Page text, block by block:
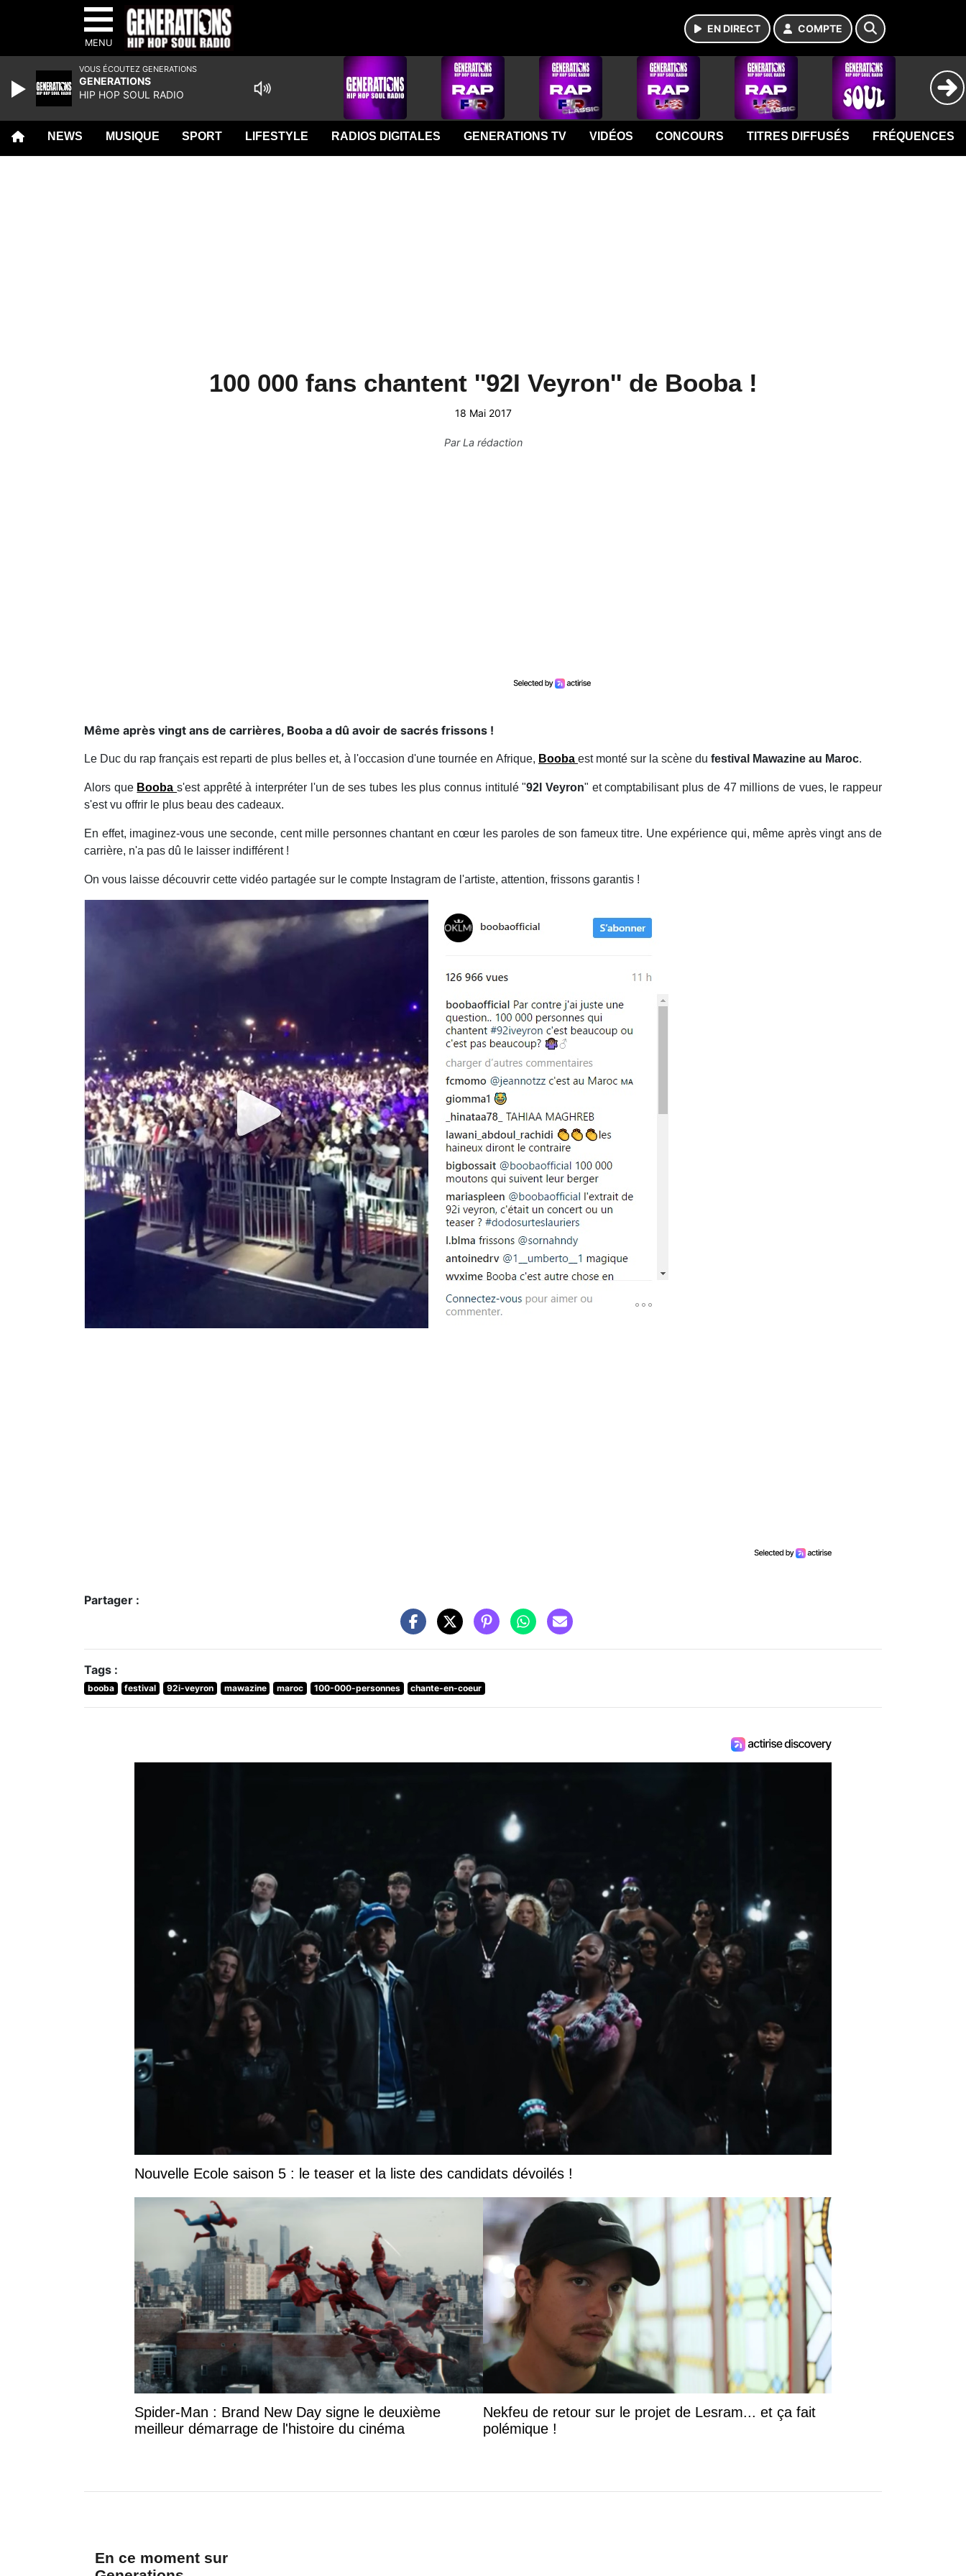
MENU
EN DIRECT COMPTE
NEWS MUSIQUE SPORT LIFESTYLE RADIOS DIGITALES GENERATIONS TV VIDÉOS CONCOURS TITRES DIFFUSÉS FRÉQUENCES
100 000 fans chantent ''92I Veyron'' de Booba !
18 Mai 2017
ParLa rédaction
Même après vingt ans de carrières, Booba a dû avoir de sacrés frissons !
Le Duc du rap français est reparti de plus belles et, à l'occasion d'une tournée en Afrique, Booba est monté sur la scène du festival Mawazine au Maroc.
Alors que Boobas'est apprêté à interpréter l'un de ses tubes les plus connus intitulé "92I Veyron" et comptabilisant plus de 47 millions de vues, le rappeur
s'est vu offrir le plus beau des cadeaux.
En effet, imaginez-vous une seconde, cent mille personnes chantant en cœur les paroles de son fameux titre. Une expérience qui, même après vingt ans de
carrière, n'a pas dû le laisser indifférent !
On vous laisse découvrir cette vidéo partagée sur le compte Instagram de l'artiste, attention, frissons garantis !
Partager :
Tags :
booba festival 92i-veyron mawazine maroc 100-000-personnes chante-en-coeur
Nouvelle Ecole saison 5 : le teaser et la liste des candidats dévoilés !
Spider-Man : Brand New Day signe le deuxième
meilleur démarrage de l'histoire du cinéma
Nekfeu de retour sur le projet de Lesram... et ça fait
polémique !
En ce moment sur
VOUS ÉCOUTEZ GENERATIONS
GENERATIONS
HIP HOP SOUL RADIO